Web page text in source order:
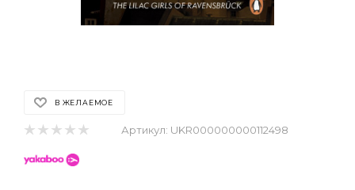
В ЖЕЛАЕМОЕ
Артикул: UKR000000000112498